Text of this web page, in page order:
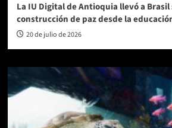
La IU Digital de Antioquia llevó a
construcción de paz desde la
20 de julio de 2026